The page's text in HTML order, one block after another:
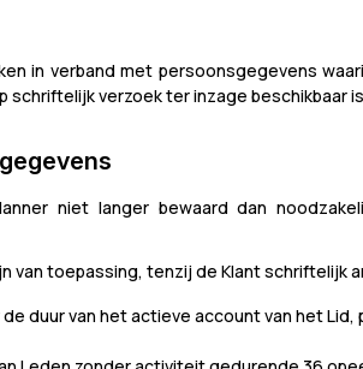
in verband met persoonsgegevens
verzoek ter inzage beschikbaar
niet langer bewaard dan
van toepassing, tenzij de Klant schriftelijk
duur van het actieve account van het